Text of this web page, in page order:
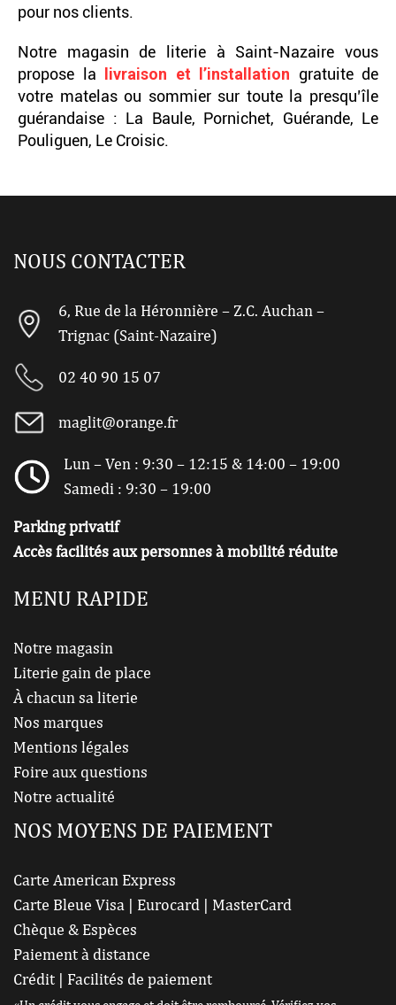
pour nos clients.
Notre magasin de literie à Saint-Nazaire vous
propose la livraison et l’installation gratuite de
votre matelas ou sommier sur toute la presqu’île
guérandaise : La Baule, Pornichet, Guérande, Le
Pouliguen, Le Croisic.
NOUS CONTACTER
6, Rue de la Héronnière – Z.C. Auchan –
Trignac (Saint-Nazaire)
02 40 90 15 07
maglit@orange.fr
Lun – Ven : 9:30 – 12:15 & 14:00 – 19:00
Samedi : 9:30 – 19:00
Parking privatif
Accès facilités aux personnes à mobilité réduite
MENU RAPIDE
Notre magasin
Literie gain de place
À chacun sa literie
Nos marques
Mentions légales
Foire aux questions
Notre actualité
NOS MOYENS DE PAIEMENT
Carte American Express
Carte Bleue Visa | Eurocard | MasterCard
Chèque & Espèces
Paiement à distance
Crédit | Facilités de paiement